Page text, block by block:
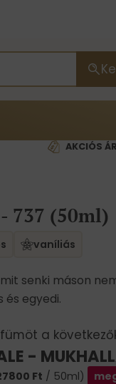
AKCIÓS
737 (50ml)
vaníliás
senki máson
és egyedi.
a
-
Ft / 50ml)